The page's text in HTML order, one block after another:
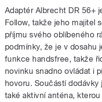
Adaptér Albrecht DR 56+
Follow, takže jeho majitel
příjmu svého oblíbeného
podmínky, že je v dosahu
funkce handsfree, takže
novinku snadno ovládat i
hovoru. Součástí dodávky
také aktivní anténa,